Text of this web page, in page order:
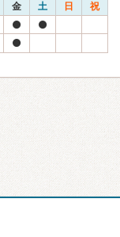
金 土 日 祝